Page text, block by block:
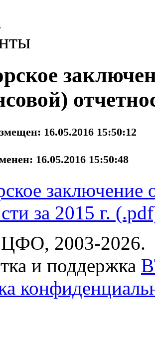
16.05.2016 15:50:12
16.05.2016 15:50:48
заключение
за 2015 г.
2003-2026.
и поддержка